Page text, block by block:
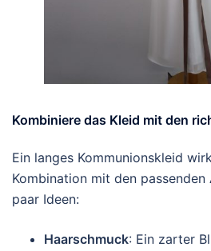
Kombiniere das Kleid mit den
Ein langes Kommunionskleid
Kombination mit den
paar Ideen:
Haarschmuck: Ein zarter